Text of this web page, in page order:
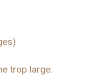
trop large.